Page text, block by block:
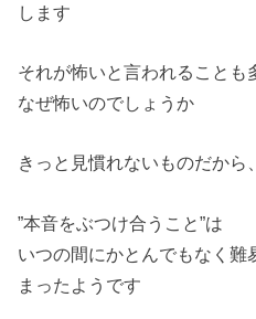
します
それが怖いと言われることも
なぜ怖いのでしょうか
きっと見慣れないものだから
”本音をぶつけ合うこと”は
いつの間にかとんでもなく難
まったようです